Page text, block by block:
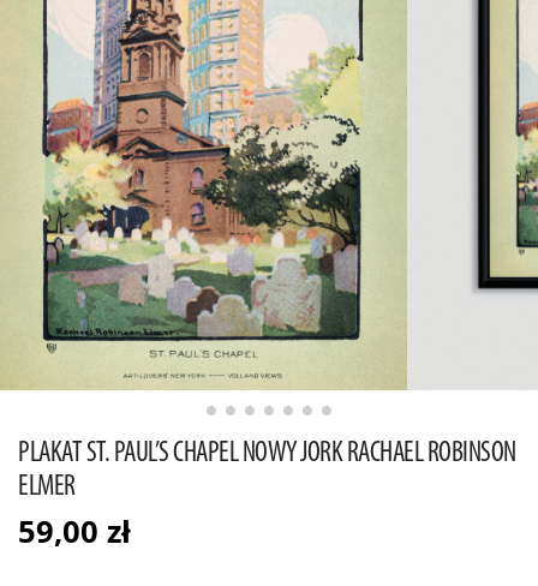
PLAKAT ST. PAUL’S CHAPEL NOWY JORK RACHAEL ROBINSON
ELMER
59,00 zł